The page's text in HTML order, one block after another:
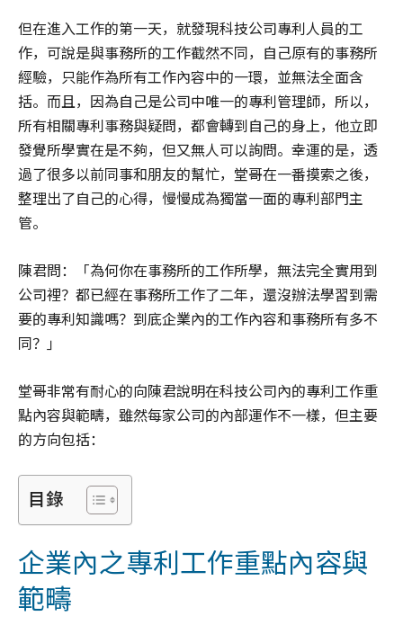
但在進入工作的第一天，就發現科技公司專利人員的工
作，可說是與事務所的工作截然不同，自己原有的事務所
經驗，只能作為所有工作內容中的一環，並無法全面含
括。而且，因為自己是公司中唯一的專利管理師，所以，
所有相關專利事務與疑問，都會轉到自己的身上，他立即
發覺所學實在是不夠，但又無人可以詢問。幸運的是，透
過了很多以前同事和朋友的幫忙，堂哥在一番摸索之後，
整理出了自己的心得，慢慢成為獨當一面的專利部門主
管。
陳君問：「為何你在事務所的工作所學，無法完全實用到
公司裡？都已經在事務所工作了二年，還沒辦法學習到需
要的專利知識嗎？到底企業內的工作內容和事務所有多不
同？」
堂哥非常有耐心的向陳君說明在科技公司內的專利工作重
點內容與範疇，雖然每家公司的內部運作不一樣，但主要
的方向包括：
目錄
企業內之專利工作重點內容與
範疇